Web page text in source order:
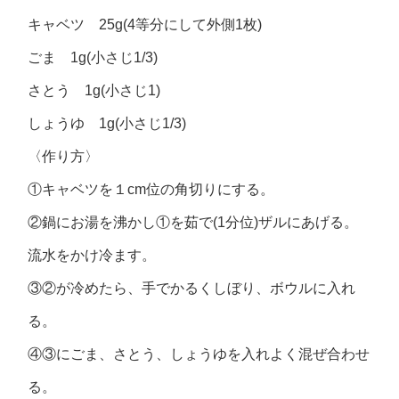
キャベツ 25g(4等分にして外側1枚)
ごま 1g(小さじ1/3)
さとう 1g(小さじ1)
しょうゆ 1g(小さじ1/3)
〈作り方〉
①キャベツを１cm位の角切りにする。
②鍋にお湯を沸かし①を茹で(1分位)ザルにあげる。
流水をかけ冷ます。
③②が冷めたら、手でかるくしぼり、ボウルに入れ
る。
④③にごま、さとう、しょうゆを入れよく混ぜ合わせ
る。